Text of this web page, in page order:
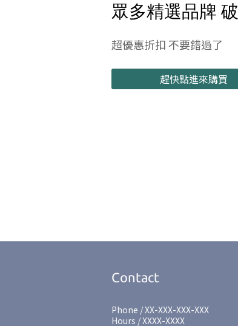
眾多精選品牌
超優惠折扣 不要錯過了
趕快點進來購買
Contact
Phone / XX-XXX-XXX-XXX
Hours / XXXX-XXXX